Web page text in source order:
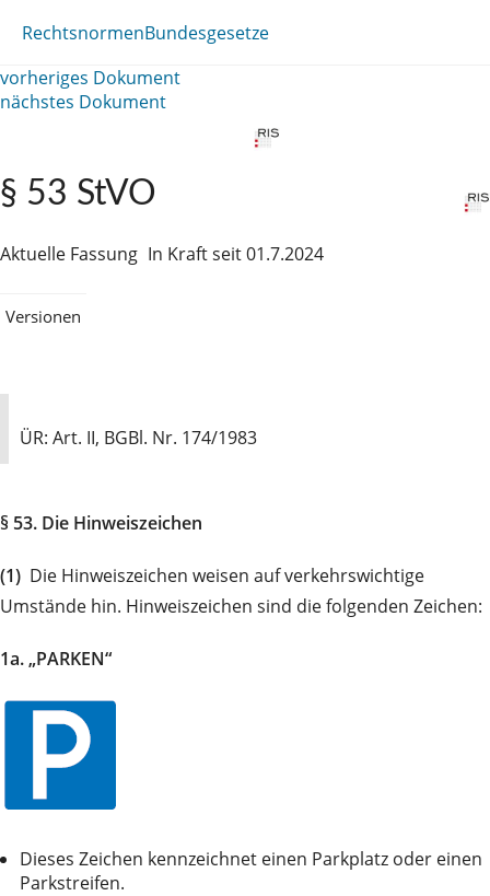
RechtsnormenBundesgesetze
vorheriges Dokument
nächstes Dokument
§ 53 StVO
Aktuelle Fassung In Kraft seit 01.7.2024
Versionen
ÜR: Art. II, BGBl. Nr. 174/1983
§ 53. Die Hinweiszeichen
(1) Die Hinweiszeichen weisen auf verkehrswichtige
Umstände hin. Hinweiszeichen sind die folgenden Zeichen:
1a. „PARKEN“
Dieses Zeichen kennzeichnet einen Parkplatz oder einen
Parkstreifen.